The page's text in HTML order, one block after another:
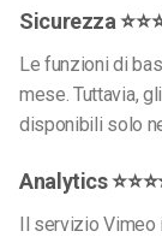
Sicurezza
Le funzioni di
mese. Tuttavia,
disponibili solo
Analytics
Il servizio Vimeo